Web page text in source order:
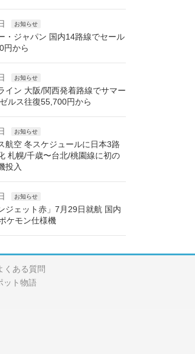
お知らせ
・ジャパン 国内14路線でセール
円から
お知らせ
イン 大阪/関西発着路線でサマー
ルス往復55,700円から
お知らせ
航空 冬スケジュールに日本3路
札幌/千歳〜台北/桃園線に初の
投入
お知らせ
ジェット赤」7月29日就航 国内
ケモン仕様機
くある質問
ット物語